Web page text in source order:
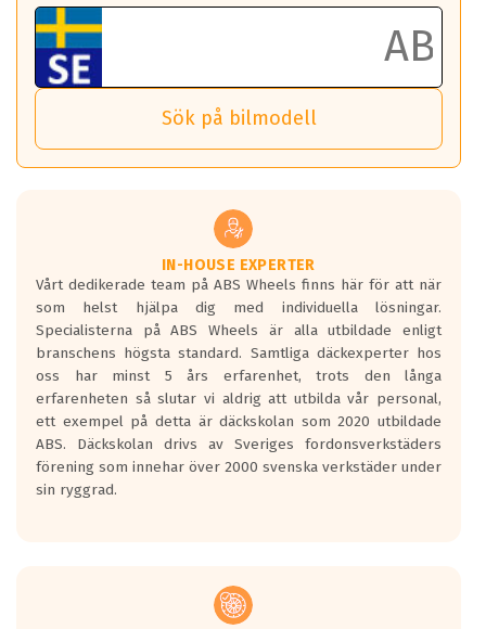
Det ska vara en betygsskala från klass A
till G för rullmotstånd.
Ett klass A däck kommer ha 6,5% bättre
bränsleförbrukning än ett klass G däck.
Det betyder att om man kör 10,000 km,
så sparar man 50 liter bränsle med ett
vilken körstil du använder.
Våtgrepp egenskaper:
Betygsskalan är satt A till F. Där A påvisar
den kortaste bromssträckan och F är den
längsta.
Inga D eller G betyg delas ut för
personbilar och lätta lastbilar.
Betyget sätts efter ett test där däcken
skall bromsa in på en väg där det ligger
0.5-1.5 mm vatten.
I 80km/h kommer skillnaden på
Vid körning i över 50km/h brukar
Sök på bilmodell
IN-HOUSE EXPERTER
Vårt dedikerade team på ABS Wheels finns här för att när
som helst hjälpa dig med individuella lösningar.
Specialisterna på ABS Wheels är alla utbildade enligt
branschens högsta standard. Samtliga däckexperter hos
oss har minst 5 års erfarenhet, trots den långa
erfarenheten så slutar vi aldrig att utbilda vår personal,
ett exempel på detta är däckskolan som 2020 utbildade
ABS. Däckskolan drivs av Sveriges fordonsverkstäders
förening som innehar över 2000 svenska verkstäder under
sin ryggrad.